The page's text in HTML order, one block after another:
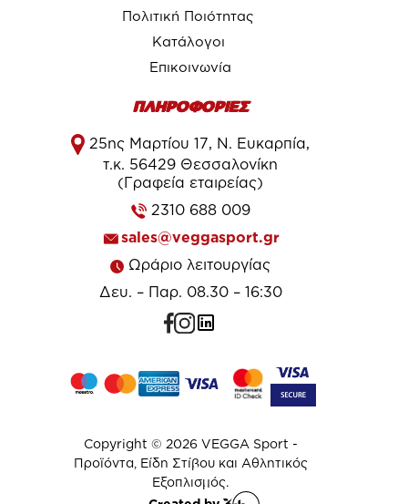
Πολιτική Ποιότητας
Κατάλογοι
Επικοινωνία
ΠΛΗΡΟΦΟΡΙΕΣ
25ης Μαρτίου 17, Ν. Ευκαρπία,
τ.κ. 56429 Θεσσαλονίκη
(Γραφεία εταιρείας)
2310 688 009
sales@veggasport.gr
Ωράριο λειτουργίας
Δευ. – Παρ. 08.30 – 16:30
Copyright © 2026 VEGGA Sport -
Προϊόντα, Είδη Στίβου και Αθλητικός
Εξοπλισμός.